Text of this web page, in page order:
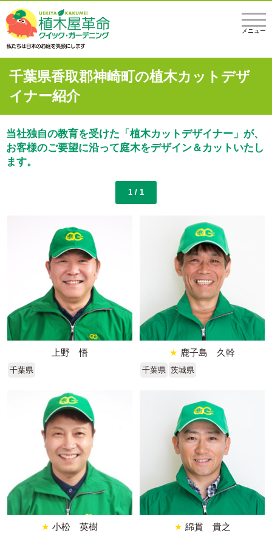
メニュー
千葉県香取郡神崎町の植木カットデザ
イナー紹介
当社独自の教育を受けた「植木カットデザイナー」が、
お客様のご要望に沿って庭木をデザイン＆カットいたし
ます。
1 / 1
上野 悟
千葉県
★ 鹿子島 久幹
千葉県 茨城県
★ 小松 英樹 ★ 綿貫 貴之